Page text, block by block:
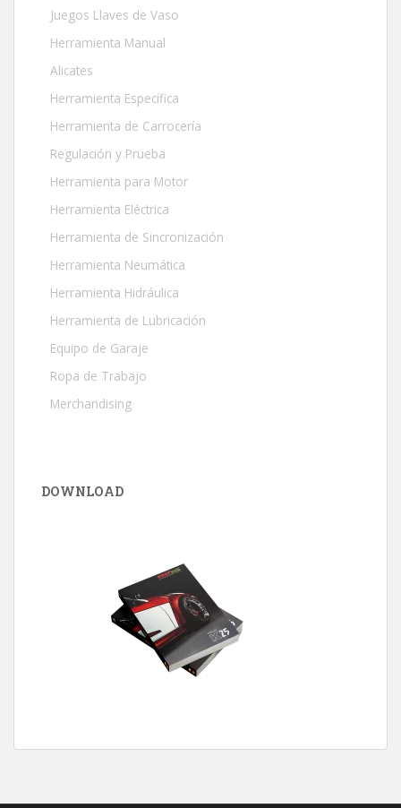
Juegos Llaves de Vaso
Herramienta Manual
Alicates
Herramienta Específica
Herramienta de Carrocería
Regulación y Prueba
Herramienta para Motor
Herramienta Eléctrica
Herramienta de Sincronización
Herramienta Neumática
Herramienta Hidráulica
Herramienta de Lubricación
Equipo de Garaje
Ropa de Trabajo
Merchandising
DOWNLOAD